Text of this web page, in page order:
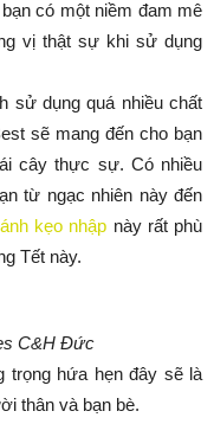
có một niềm đam mê
vị thật sự khi sử dụng
sử dụng quá nhiều chất
sẽ mang đến cho bạn
cây thực sự. Có nhiều
từ ngạc nhiên này đến
kẹo nhập này rất phù
Tết này.
C&H Đức
trọng hứa hẹn đây sẽ là
thân và bạn bè.